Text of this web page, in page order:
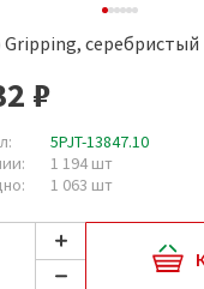
серебристый
₽
5PJT-13847.10
1 194 шт
1 063 шт